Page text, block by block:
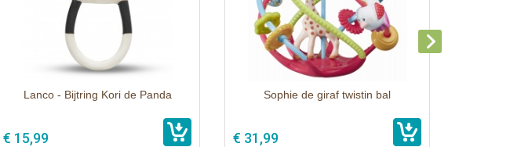
Lanco - Bijtring Kori de Panda
€ 15,99
Sophie de giraf twistin bal
€ 31,99